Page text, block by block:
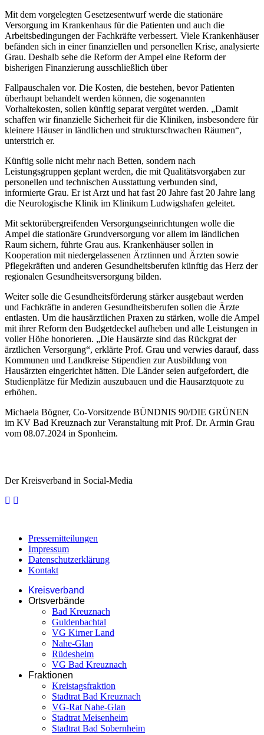
Mit dem vorgelegten Gesetzesentwurf werde die stationäre
Versorgung im Krankenhaus für die Patienten und auch die
Arbeitsbedingungen der Fachkräfte verbessert. Viele Krankenhäuser
befänden sich in einer finanziellen und personellen Krise, analysierte
Grau. Deshalb sehe die Reform der Ampel eine Reform der
bisherigen Finanzierung ausschließlich über
Fallpauschalen vor. Die Kosten, die bestehen, bevor Patienten
überhaupt behandelt werden können, die sogenannten
Vorhaltekosten, sollen künftig separat vergütet werden. „Damit
schaffen wir finanzielle Sicherheit für die Kliniken, insbesondere für
kleinere Häuser in ländlichen und strukturschwachen Räumen“,
unterstrich er.
Künftig solle nicht mehr nach Betten, sondern nach
Leistungsgruppen geplant werden, die mit Qualitätsvorgaben zur
personellen und technischen Ausstattung verbunden sind,
informierte Grau. Er ist Arzt und hat fast 20 Jahre fast 20 Jahre lang
die Neurologische Klinik im Klinikum Ludwigshafen geleitet.
Mit sektorübergreifenden Versorgungseinrichtungen wolle die
Ampel die stationäre Grundversorgung vor allem im ländlichen
Raum sichern, führte Grau aus. Krankenhäuser sollen in
Kooperation mit niedergelassenen Ärztinnen und Ärzten sowie
Pflegekräften und anderen Gesundheitsberufen künftig das Herz der
regionalen Gesundheitsversorgung bilden.
Weiter solle die Gesundheitsförderung stärker ausgebaut werden
und Fachkräfte in anderen Gesundheitsberufen sollen die Ärzte
entlasten. Um die hausärztlichen Praxen zu stärken, wolle die Ampel
mit ihrer Reform den Budgetdeckel aufheben und alle Leistungen in
voller Höhe honorieren. „Die Hausärzte sind das Rückgrat der
ärztlichen Versorgung“, erklärte Prof. Grau und verwies darauf, dass
Kommunen und Landkreise Stipendien zur Ausbildung von
Hausärzten eingerichtet hätten. Die Länder seien aufgefordert, die
Studienplätze für Medizin auszubauen und die Hausarztquote zu
erhöhen.
Michaela Bögner, Co-Vorsitzende BÜNDNIS 90/DIE GRÜNEN
im KV Bad Kreuznach zur Veranstaltung mit Prof. Dr. Armin Grau
vom 08.07.2024 in Sponheim.
Der Kreisverband in Social-Media
Pressemitteilungen
Impressum
Datenschutzerklärung
Kontakt
Kreisverband
Ortsverbände
Bad Kreuznach
Guldenbachtal
VG Kirner Land
Nahe-Glan
Rüdesheim
VG Bad Kreuznach
Fraktionen
Kreistagsfraktion
Stadtrat Bad Kreuznach
VG-Rat Nahe-Glan
Stadtrat Meisenheim
Stadtrat Bad Sobernheim